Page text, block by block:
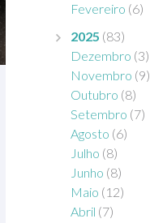
Fevereiro (6)
2025 (83)
Dezembro (3)
Novembro (9)
Outubro (8)
Setembro (7)
Agosto (6)
Julho (8)
Junho (8)
Maio (12)
Abril (7)